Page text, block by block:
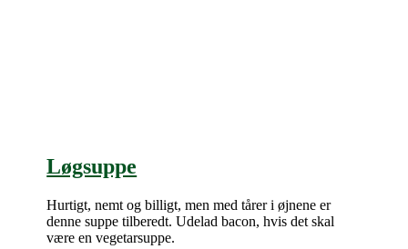
Løgsuppe
Hurtigt, nemt og billigt, men med tårer i øjnene er
denne suppe tilberedt. Udelad bacon, hvis det skal
være en vegetarsuppe.